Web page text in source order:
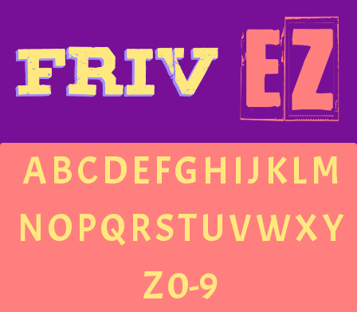
ABCDEFGH IJ KLM
NOPQRSTUVWXY
Z0-9